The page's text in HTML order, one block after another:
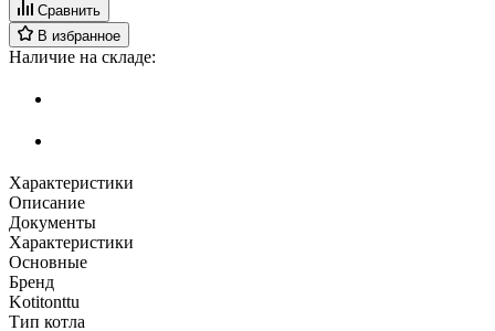
Сравнить
В избранное
Наличие на складе:
Характеристики
Описание
Документы
Характеристики
Основные
Бренд
Kotitonttu
Тип котла